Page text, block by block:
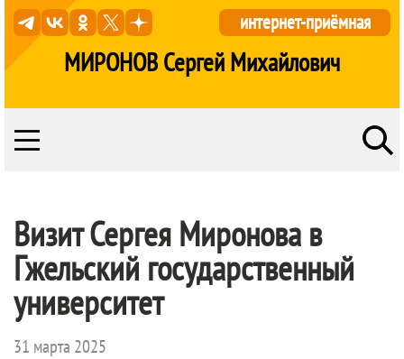
МИРОНОВ Сергей Михайлович
интернет-приёмная
Визит Сергея Миронова в
Гжельский государственный
университет
31 марта 2025